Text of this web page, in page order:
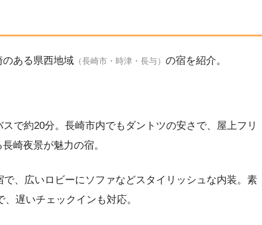
ある県西地域 （長崎市・時津・長与） の宿を紹介。
で約20分。長崎市内でもダントツの安さで、屋上フリ
崎夜景が魅力の宿。
、広いロビーにソファなどスタイリッシュな内装。素
遅いチェックインも対応。